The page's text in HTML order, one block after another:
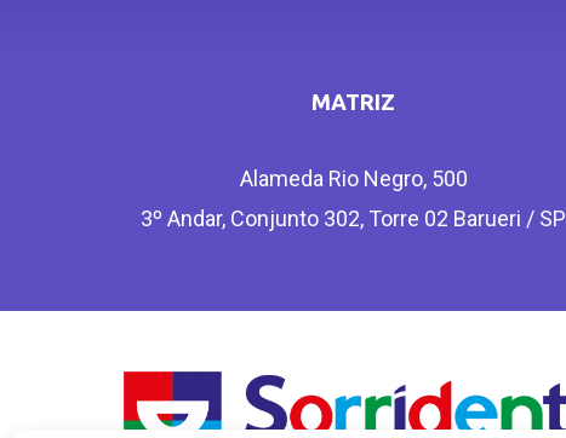
MATRIZ
Alameda Rio Negro, 500
3º Andar, Conjunto 302, Torre 02 Barueri / SP